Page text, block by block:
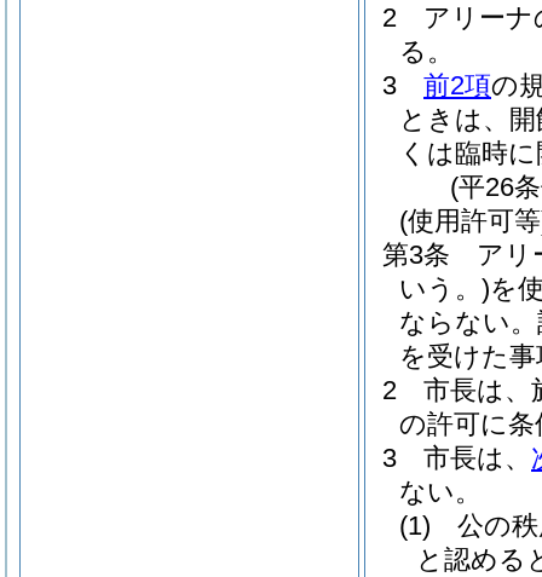
2
アリーナ
る。
3
前2項の
ときは、
くは臨時
(平26
(使用許可
第3条
アリ
いう。)を
ならない。
を受けた
2
市長は、
の許可に
3
市長は、
ない。
(1)
公の
と認める